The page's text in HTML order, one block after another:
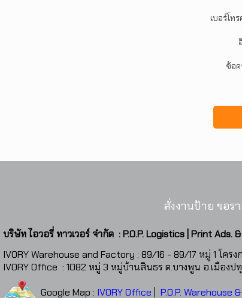
เบอร์โท
ข้อ
สั่งงานป้าย ขอร
บริษัท ไอวอรี่ ทาวเวอร์ จำกัด : P.O.P. Logistics | Print Ads.
IVORY Warehouse and Factory : 89/16 - 89/17 หมู่ 1 โค
IVORY Office : 1082 หมู่ 3 หมู่บ้านสินธร ต.บางพูน อ.เมือง
Google Map : IVORY Office P.O.P. Warehouse